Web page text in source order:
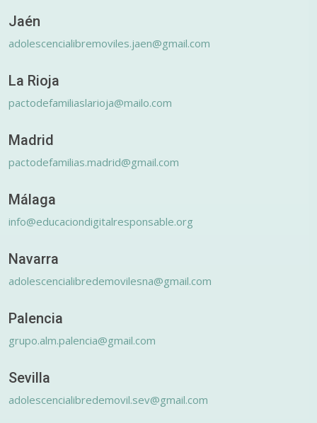
Jaén
adolescencialibremoviles.jaen@gmail.com
La Rioja
pactodefamiliaslarioja@mailo.com
Madrid
pactodefamilias.madrid@gmail.com
Málaga
info@educaciondigitalresponsable.org
Navarra
adolescencialibredemovilesna@gmail.com
Palencia
grupo.alm.palencia@gmail.com
Sevilla
adolescencialibredemovil.sev@gmail.com